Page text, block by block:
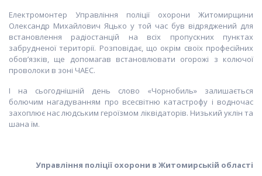
Електромонтер Управління поліції охорони Житомирщини
Олександр Михайлович Яцько у той час був відряджений для
встановлення радіостанцій на всіх пропускних пунктах
забрудненої території. Розповідає, що окрім своїх професійних
обов’язків, ще допомагав встановлювати огорожі з колючої
проволоки в зоні ЧАЕС.
І на сьогоднішній день слово «Чорнобиль» залишається
болючим нагадуванням про всесвітню катастрофу і водночас
захоплює нас людським героїзмом ліквідаторів. Низький уклін та
шана їм.
Управління поліції охорони в Житомирській області